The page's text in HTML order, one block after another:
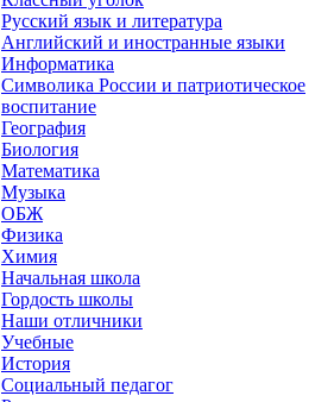
Русский язык и литература
Английский и иностранные языки
Информатика
Символика России и патриотическое
воспитание
География
Биология
Математика
Музыка
ОБЖ
Физика
Химия
Начальная школа
Гордость школы
Наши отличники
Учебные
История
Социальный педагог